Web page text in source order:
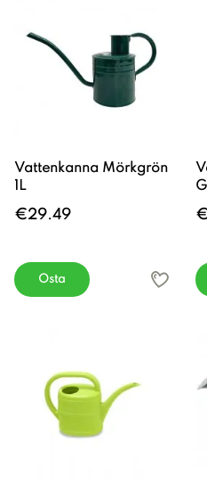
Vattenkanna Mörkgrön
1L
€29.49
Osta